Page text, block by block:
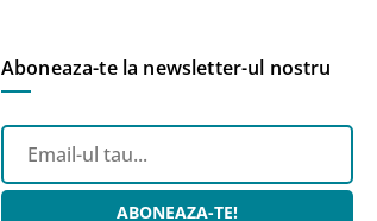
Aboneaza-te la newsletter-ul nostru
ABONEAZA-TE!